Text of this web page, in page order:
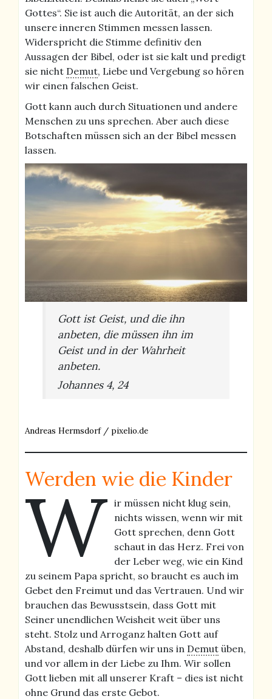
Gottes“. Sie ist auch die Autorität, an der sich
unsere inneren Stimmen messen lassen.
Widerspricht die Stimme definitiv den
Aussagen der Bibel, oder ist sie kalt und predigt
sie nicht Demut, Liebe und Vergebung so hören
wir einen falschen Geist.
Gott kann auch durch Situationen und andere
Menschen zu uns sprechen. Aber auch diese
Botschaften müssen sich an der Bibel messen
lassen.
Gott ist Geist, und die ihn
anbeten, die müssen ihn im
Geist und in der Wahrheit
anbeten.
Johannes 4, 24
Andreas Hermsdorf / pixelio.de
Werden wie die Kinder
W
ir müssen nicht klug sein,
nichts wissen, wenn wir mit
Gott sprechen, denn Gott
schaut in das Herz. Frei von
der Leber weg, wie ein Kind
zu seinem Papa spricht, so braucht es auch im
Gebet den Freimut und das Vertrauen. Und wir
brauchen das Bewusstsein, dass Gott mit
Seiner unendlichen Weisheit weit über uns
steht. Stolz und Arroganz halten Gott auf
Abstand, deshalb dürfen wir uns in Demut üben,
und vor allem in der Liebe zu Ihm. Wir sollen
Gott lieben mit all unserer Kraft – dies ist nicht
ohne Grund das erste Gebot.